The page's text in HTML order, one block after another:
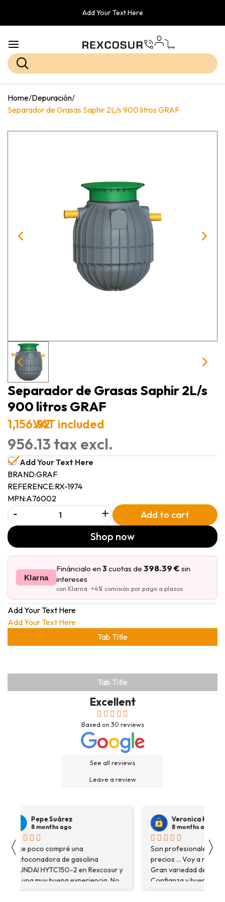
Add Your Text Here
Home/Depuración/
Separador de Grasas Saphir 2L/s 900 litros GRAF
Separador de Grasas Saphir 2L/s
900 litros GRAF
1,156.92VAT included
956.13 tax excl.
Add Your Text Here
BRAND:GRAF
REFERENCE:RX-1974
MPN:A76002
- + Add to cart
Shop now
Klarna
Fináncialo en3 cuotas de 398.39 € sin
intereses
con Klarna · +4% comisión por pago a plazos
Add Your Text Here
Add Your Text Here
Tab Title
Tab Title
Excellent
Based on 30 reviews
See all reviews
Leave a review
〈
Pepe Suárez
8 months ago
Hace poco compré una
destoconadora de gasolina
HYUNDAI HYTC150-2 en Rexcosur y
fue una muy buena experiencia. No
solo me encontré el producto que
Veronica Hidalgo
8 months ago
Son profesionales ,
precios ... Voy a repetir
Gran variedad de
Confianza y buen servicio.
〉